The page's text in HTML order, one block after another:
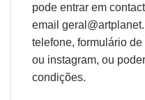
pode entrar em
email
telefone, formulário de
ou instagram, ou
condições.